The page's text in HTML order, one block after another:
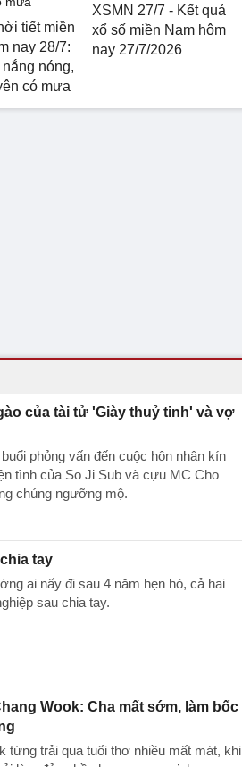
tiết miền
nay 28/7:
nóng,
có mưa
XSMN 27/7 - Kết quả
xổ số miền Nam hôm
nay 27/7/2026
của tài tử 'Giày thuỷ tinh' và vợ
phỏng vấn đến cuộc hôn nhân kín
tình của So Ji Sub và cựu MC Cho
chúng ngưỡng mộ.
tay
ai nấy đi sau 4 năm hẹn hò, cả hai
sau chia tay.
Wook: Cha mất sớm, làm bốc
từng trải qua tuổi thơ nhiều mất mát, khi